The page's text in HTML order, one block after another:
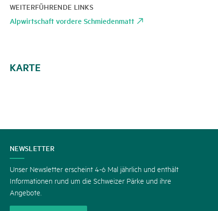
WEITERFÜHRENDE LINKS
Alpwirtschaft vordere Schmiedenmatt
KARTE
KONTAKT
NEWSLETTER
Unser Newsletter erscheint 4-6 Mal jährlich und enthält
Informationen rund um die Schweizer Pärke und ihre
Angebote.